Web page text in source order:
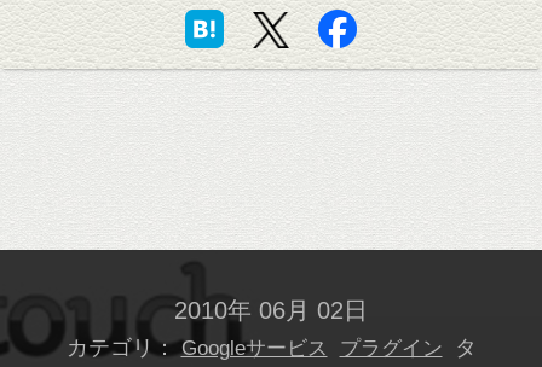
2010年 06月 02日
カテゴリ： Googleサービス プラグイン
タ